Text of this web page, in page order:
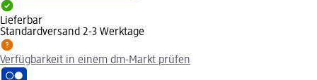
Lieferbar
Standardversand 2-3 Werktage
Verfügbarkeit in einem dm-Markt prüfen